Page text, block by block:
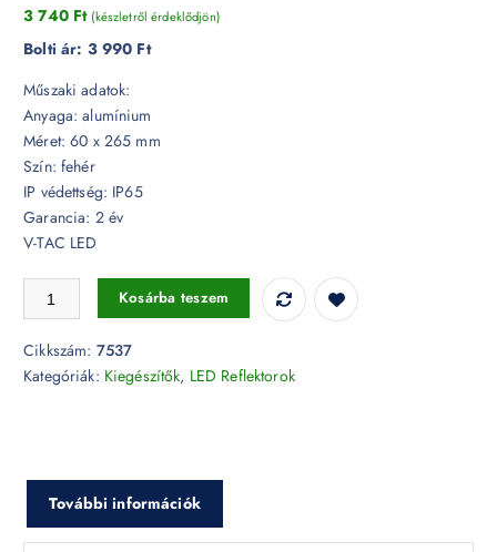
3 740 Ft (készletről érdeklődjön)
Bolti ár: 3 990 Ft
Műszaki adatok:
Anyaga: alumínium
Méret: 60 x 265 mm
Szín: fehér
IP védettség: IP65
Garancia: 2 év
V-TAC LED
Reflektor tartó tüske fehér 60 x 265 mm - 7537 mennyiség
Kosárba teszem
Cikkszám: 7537
Kategóriák: Kiegészítők, LED Reflektorok
További információk